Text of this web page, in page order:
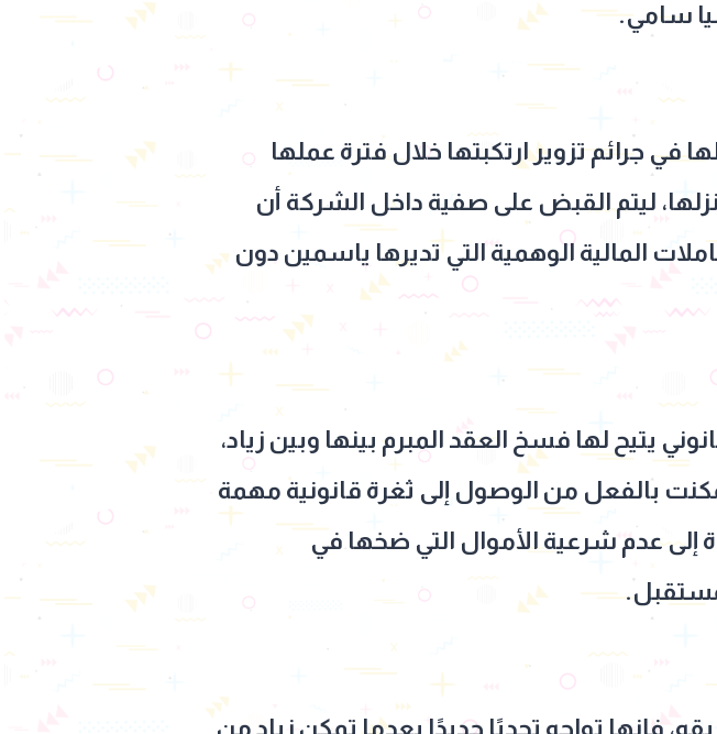
سامي.
جرائم تزوير ارتكبتها خلال فترة عملها
ليتم القبض على صفية داخل الشركة أن
المالية الوهمية التي تديرها ياسمين دون
يتيح لها فسخ العقد المبرم بينها وبين زياد،
بالفعل من الوصول إلى ثغرة قانونية مهمة
إلى عدم شرعية الأموال التي ضخها في
فإنها تواجه تحديًا جديدًا بعدما تمكن زياد من